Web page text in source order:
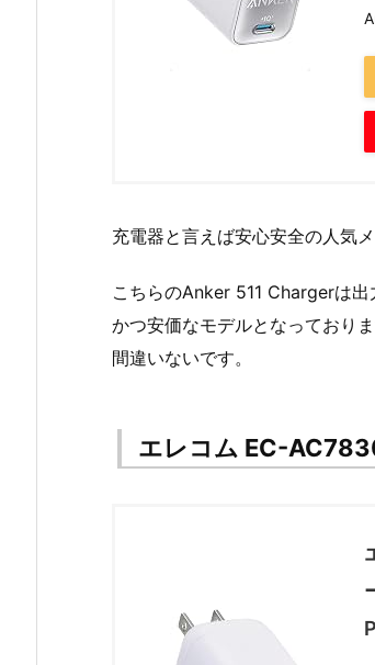
充電器と言えば安心安全の人気
こちらのAnker 511 Chargerは
かつ安価なモデルとなっており
間違いないです。
エレコム EC-